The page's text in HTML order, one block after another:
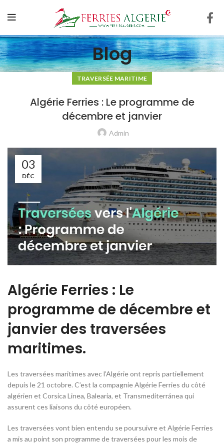
Blog
TRAVERSÉE MARITIME
Algérie Ferries : Le programme de
décembre et janvier
Admin
03
DÉC
Algérie Ferries : Le
programme de décembre et
janvier des traversées
maritimes.
Les traversées maritimes avec l’Algérie ont repris partiellement
depuis le 21 octobre. C’est la compagnie Algérie Ferries du côté
algérien et Corsica Linea, Balearia, et Transmediterránea qui
assurent ces liaisons du côté européen.
Les traversées vont bien entendu se poursuivre et Algérie Ferries
a mis au point son programme de traversées pour les mois de